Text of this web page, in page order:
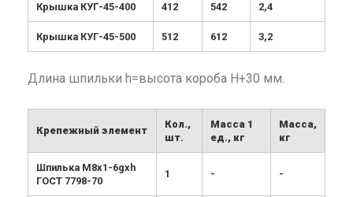
Крышка КУГ-45-400 412 542 2,4
Крышка КУГ-45-500 512 612 3,2
Длина шпильки h=высота короба Н+30 мм.
Крепежный элемент
Кол.,
шт.
Масса 1
ед., кг
Масса,
кг
Шпилька М8х1-6gxh
ГОСТ 7798-70
1 - -